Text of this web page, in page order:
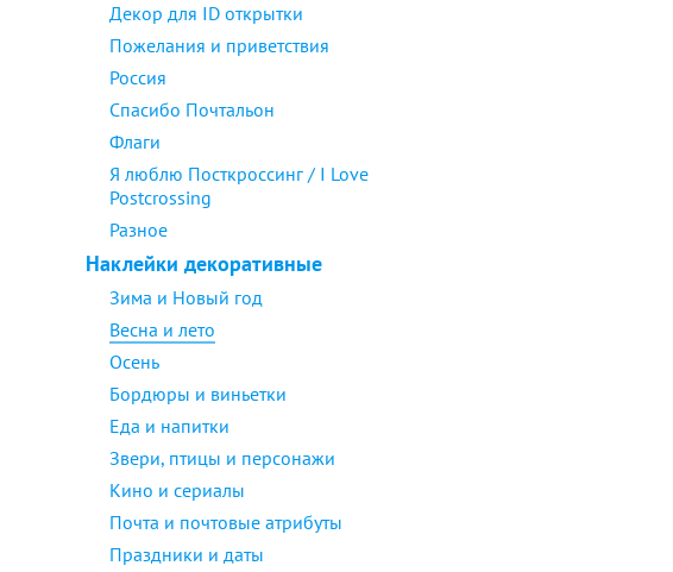
Декор для ID открытки
Пожелания и приветствия
Россия
Спасибо Почтальон
Флаги
Я люблю Посткроссинг / I Love
Postcrossing
Разное
Наклейки декоративные
Зима и Новый год
Весна и лето
Осень
Бордюры и виньетки
Еда и напитки
Звери, птицы и персонажи
Кино и сериалы
Почта и почтовые атрибуты
Праздники и даты